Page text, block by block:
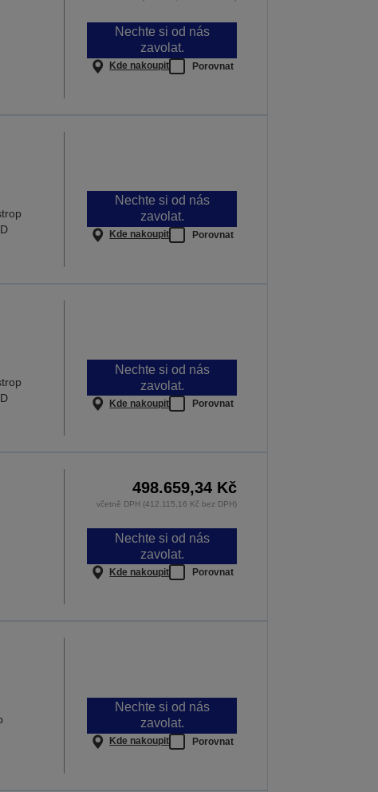
Nechte si od nás
zavolat.
Kde nakoupit Porovnat
Nechte si od nás
zavolat.
Kde nakoupit Porovnat
Nechte si od nás
zavolat.
Kde nakoupit Porovnat
498.659,34 Kč
včetně DPH (412.115,16 Kč bez DPH)
Nechte si od nás
zavolat.
Kde nakoupit Porovnat
Nechte si od nás
zavolat.
Kde nakoupit Porovnat